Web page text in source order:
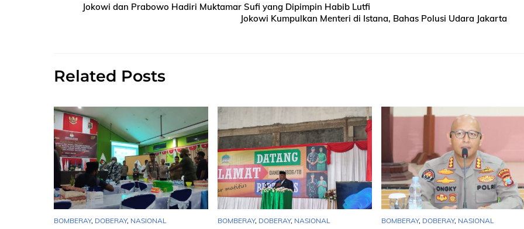
Jokowi dan Prabowo Hadiri Muktamar Sufi yang Dipimpin Habib Lutfi
Jokowi Kumpulkan Menteri di Istana, Bahas Polusi Udara Jakarta
Related Posts
BOMBERAY, DOBERAY, NASIONAL
BOMBERAY, DOBERAY, NASIONAL
BOMBERAY, DOBERAY, NASIONAL